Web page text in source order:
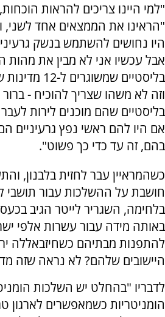
"הראינו את הממצאים אחד לשני,
היו נחושים להשתמש בנשק גרעיני
אבל עכשיו אני לא מבין את מהות
בליסטיים
וזה לא משהו שצריך להוכיח -
בליסטיים שהם מוכנים לירות
אם היו להם ראשי נפץ גרעיניים
בהם, זה עד כדי כך פשוט".
כשהמראיין עבר לחזית בלבנון,
חושבת על ההשלכות עבור תושבי
בלחימה, השגריר לייטר הגיב
באותה מידה עבור עשרות אלפי
להתפנות מבתיהם כשחיזבאללה
היישובים שלהם? לא נראה שזה
לדבריו "בהחלט יש השלכות
הומניטריות כשמאפשרים